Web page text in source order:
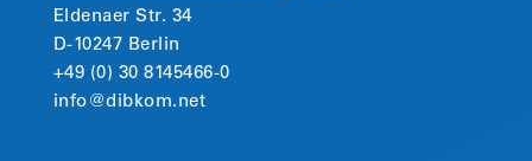
Eldenaer Str. 34
D-10247 Berlin
+49 (0) 30 8145466-0
info@dibkom.net